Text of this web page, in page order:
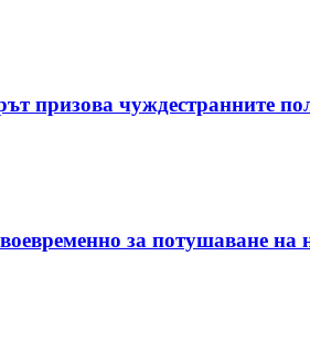
призова чуждестранните
за потушаване на